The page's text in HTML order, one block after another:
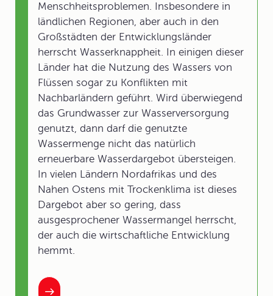
Menschheitsproblemen. Insbesondere in
ländlichen Regionen, aber auch in den
Großstädten der Entwicklungsländer
herrscht Wasserknappheit. In einigen dieser
Länder hat die Nutzung des Wassers von
Flüssen sogar zu Konflikten mit
Nachbarländern geführt. Wird überwiegend
das Grundwasser zur Wasserversorgung
genutzt, dann darf die genutzte
Wassermenge nicht das natürlich
erneuerbare Wasserdargebot übersteigen.
In vielen Ländern Nordafrikas und des
Nahen Ostens mit Trockenklima ist dieses
Dargebot aber so gering, dass
ausgesprochener Wassermangel herrscht,
der auch die wirtschaftliche Entwicklung
hemmt.